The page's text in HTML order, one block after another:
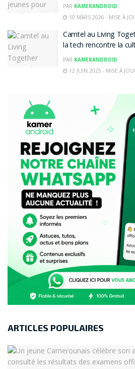
PAR KAMERANDROID
10 MARS 2026 - MISE À
Camtel au Living
la tech rencontre la
PAR KAMERANDROID
12 JUIN 2025 - MISE À
ARTICLES POPULAIRES